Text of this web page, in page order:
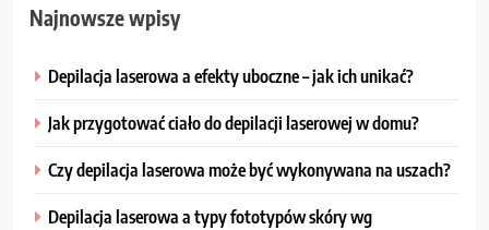
Najnowsze wpisy
Depilacja laserowa a efekty uboczne – jak ich unikać?
Jak przygotować ciało do depilacji laserowej w domu?
Czy depilacja laserowa może być wykonywana na uszach?
Depilacja laserowa a typy fototypów skóry wg